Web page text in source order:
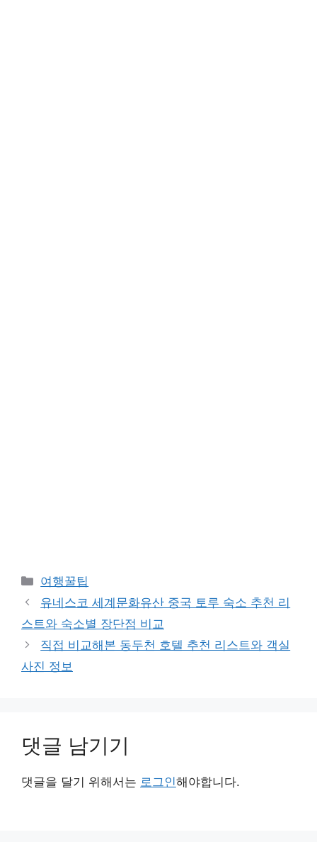
카
테
리
여행꿀팁
유네스코 세계문화유산 중국 토루 숙소 추천 리
스트와 숙소별 장단점 비교
직접 비교해본 동두천 호텔 추천 리스트와 객실
사진 정보
댓글 남기기
댓글을 달기 위해서는 로그인해야합니다.